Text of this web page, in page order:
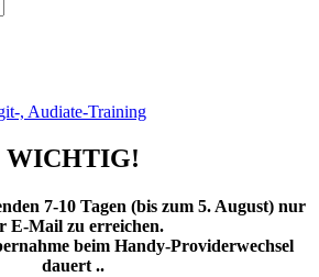
, Audiate-Training
WICHTIG!
7-10 Tagen (bis zum 5. August) nur
E-Mail zu erreichen.
beim Handy-Providerwechsel
dauert ..